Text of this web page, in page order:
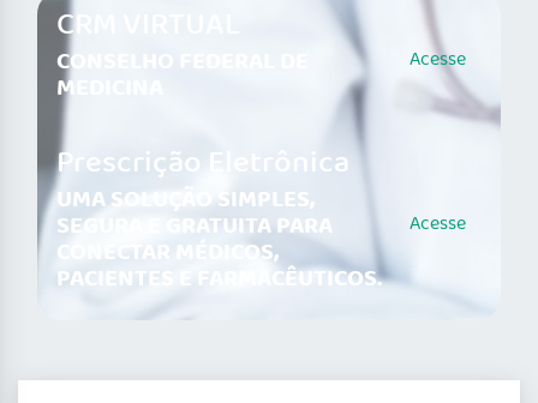
CRM VIRTUAL
CONSELHO FEDERAL DE
MEDICINA
Acesse
Prescrição Eletrônica
UMA SOLUÇÃO SIMPLES,
SEGURA E GRATUITA PARA
CONECTAR MÉDICOS,
PACIENTES E FARMACÊUTICOS.
Acesse